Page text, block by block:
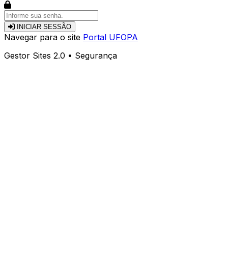
INICIAR SESSÃO
Navegar para o site Portal UFOPA
Gestor Sites 2.0 • Segurança